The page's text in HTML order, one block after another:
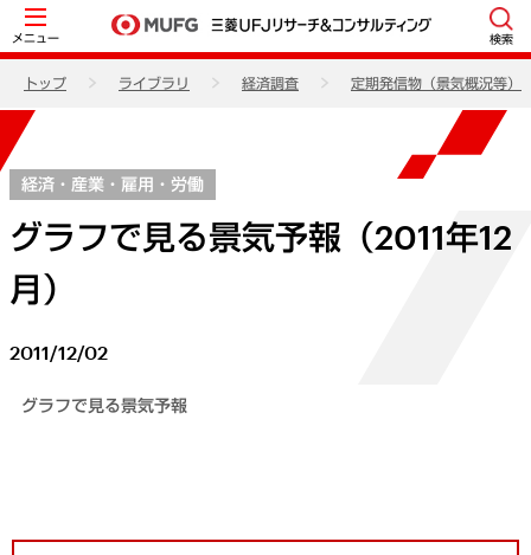
メニュー 検索
トップ ライブラリ 経済調査 定期発信物（景気概況等）
経済・産業・雇用・労働
グラフで見る景気予報（2011年12
月）
2011/12/02
グラフで見る景気予報